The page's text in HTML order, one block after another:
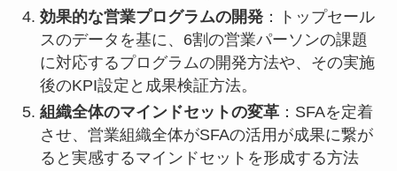
効果的な営業プログラムの開発：トップセール
スのデータを基に、6割の営業パーソンの課題
に対応するプログラムの開発方法や、その実施
後のKPI設定と成果検証方法。
組織全体のマインドセットの変革：SFAを定着
させ、営業組織全体がSFAの活用が成果に繋が
ると実感するマインドセットを形成する方法